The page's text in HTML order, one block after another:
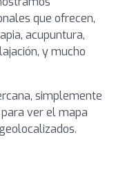
que ofrecen,
acupuntura,
y mucho
simplemente
ver el mapa